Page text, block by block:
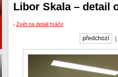
Libor Skala – detail
Zpět na detail hráče
předchozí